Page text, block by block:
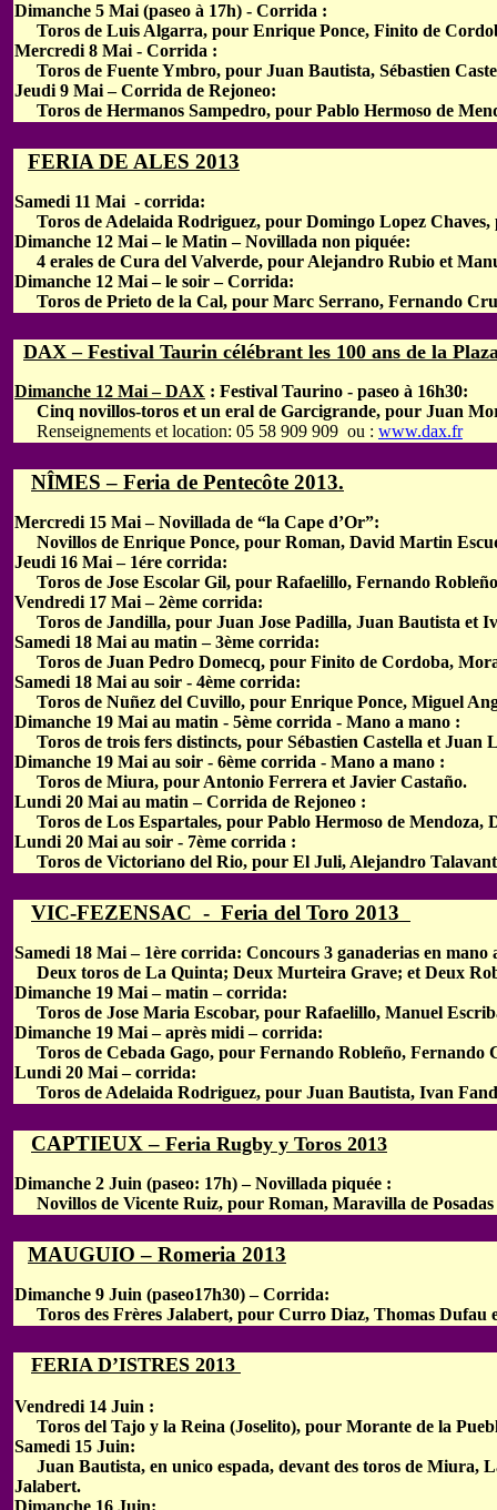
Dimanche 5 Mai (paseo à 17h) - Corrida :
Toros de Luis Algarra, pour Enrique Ponce, Finito de
Mercredi 8 Mai - Corrida :
Toros de Fuente Ymbro, pour Juan Bautista, Sébastien
Jeudi 9 Mai – Corrida de Rejoneo:
Toros de Hermanos Sampedro, pour Pablo Hermoso de
FERIA DE ALES 2013
Samedi 11 Mai - corrida:
Toros de Adelaida Rodriguez, pour Domingo Lopez Chaves,
Dimanche 12 Mai – le Matin – Novillada non piquée:
4 erales de Cura del Valverde, pour Alejandro Rubio et
Dimanche 12 Mai – le soir – Corrida:
Toros de Prieto de la Cal, pour Marc Serrano, Fernando
DAX – Festival Taurin célébrant les 100 ans de la
Dimanche 12 Mai – DAX : Festival Taurino - paseo à 16h30:
Cinq novillos-toros et un eral de Garcigrande, pour Juan
Renseignements et location: 05 58 909 909 ou : www.dax.fr
NÎMES – Feria de Pentecôte 2013.
Mercredi 15 Mai – Novillada de “la Cape d’Or”:
Novillos de Enrique Ponce, pour Roman, David Martin
Jeudi 16 Mai – 1ére corrida:
Toros de Jose Escolar Gil, pour Rafaelillo, Fernando
Vendredi 17 Mai – 2ème corrida:
Toros de Jandilla, pour Juan Jose Padilla, Juan Bautista et
Samedi 18 Mai au matin – 3ème corrida:
Toros de Juan Pedro Domecq, pour Finito de Cordoba,
Samedi 18 Mai au soir - 4ème corrida:
Toros de Nuñez del Cuvillo, pour Enrique Ponce, Miguel
Dimanche 19 Mai au matin - 5ème corrida - Mano a mano :
Toros de trois fers distincts, pour Sébastien Castella et Juan
Dimanche 19 Mai au soir - 6ème corrida - Mano a mano :
Toros de Miura, pour Antonio Ferrera et Javier Castaño.
Lundi 20 Mai au matin – Corrida de Rejoneo :
Toros de Los Espartales, pour Pablo Hermoso de Mendoza,
Lundi 20 Mai au soir - 7ème corrida :
Toros de Victoriano del Rio, pour El Juli, Alejandro
VIC-FEZENSAC - Feria del Toro 2013
Samedi 18 Mai – 1ère corrida: Concours 3 ganaderias en mano
Deux toros de La Quinta; Deux Murteira Grave; et Deux
Dimanche 19 Mai – matin – corrida:
Toros de Jose Maria Escobar, pour Rafaelillo, Manuel
Dimanche 19 Mai – après midi – corrida:
Toros de Cebada Gago, pour Fernando Robleño, Fernando
Lundi 20 Mai – corrida:
Toros de Adelaida Rodriguez, pour Juan Bautista, Ivan
CAPTIEUX – Feria Rugby y Toros 2013
Dimanche 2 Juin (paseo: 17h) – Novillada piquée :
Novillos de Vicente Ruiz, pour Roman, Maravilla de Posadas
MAUGUIO – Romeria 2013
Dimanche 9 Juin (paseo17h30) – Corrida:
Toros des Frères Jalabert, pour Curro Diaz, Thomas Dufau
FERIA D’ISTRES 2013
Vendredi 14 Juin :
Toros del Tajo y la Reina (Joselito), pour Morante de la
Samedi 15 Juin:
Juan Bautista, en unico espada, devant des toros de Miura,
Jalabert.
Dimanche 16 Juin: